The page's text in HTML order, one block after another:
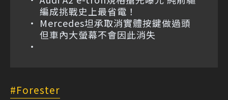
編成挑戰史上最省電！
Mercedes坦承取消實體按鍵做過頭
但車內大螢幕不會因此消失
Forester